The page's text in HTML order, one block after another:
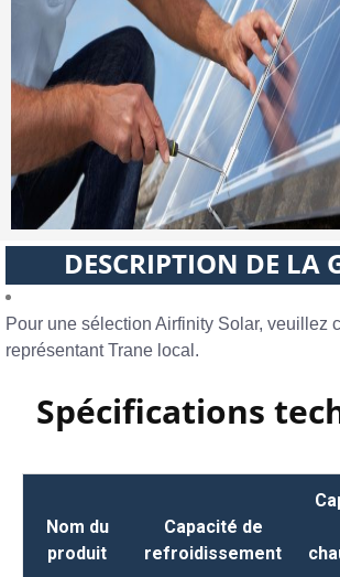
DESCRIPTION DE LA
Pour une sélection Airfinity Solar, veuillez
représentant Trane local.
Spécifications
Nom du
produit
Capacité de
refroidissement